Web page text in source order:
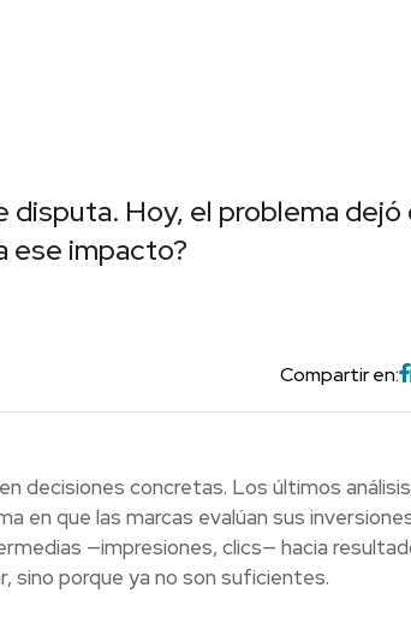
Hoy, el problema dejó
ese impacto?
Compartir en:
decisiones concretas. Los últimos
en que las marcas evalúan sus
—impresiones, clics— hacia
sino porque ya no son suficientes.